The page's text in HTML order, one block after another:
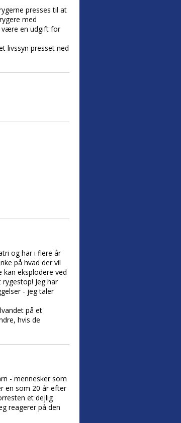
presses til at
med
være en udgift for
livssyn presset ned
og har i flere år
på hvad der vil
eksplodere ved
Jeg har
- jeg taler
på et
hvis de
- mennesker som
en som 20 år efter
et dejlig
reagerer på den